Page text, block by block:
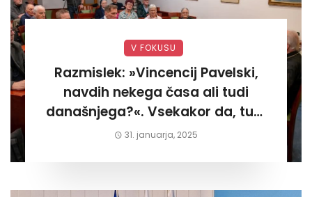
V FOKUSU
Razmislek: »Vincencij Pavelski,
navdih nekega časa ali tudi
današnjega?«. Vsekakor da, tudi
današnjega«
31. januarja, 2025